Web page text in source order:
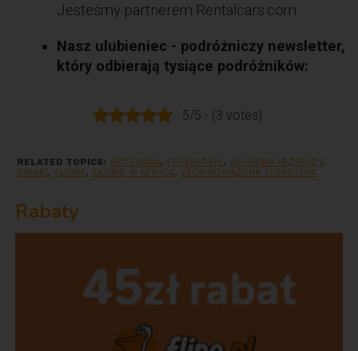
Jesteśmy partnerem Rentalcars.com.
Nasz ulubieniec - podróżniczy newsletter,
który odbierają tysiące podróżników:
5/5 - (3 votes)
RELATED TOPICS: BOTSWANA, FLIPOHITY.PL, OCHRONA PRZYRODY,
SAFARI, SŁONIE, SŁONIE W AFRYCE, ZRÓWNOWAŻONA TURYSTYKA
Rabaty